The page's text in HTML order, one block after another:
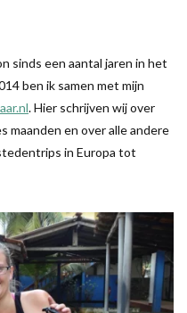
sinds een aantal jaren in het
ben ik samen met mijn
. Hier schrijven wij over
maanden en over alle andere
in Europa tot